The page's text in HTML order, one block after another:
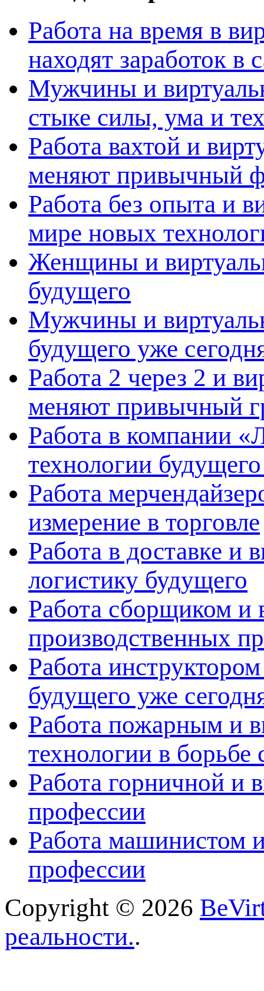
Работа на время в
находят заработок
Мужчины и
стыке силы, ума и
Работа вахтой и
меняют привычный
Работа без опыта и
мире новых
Женщины и
будущего
Мужчины и
будущего уже
Работа 2 через 2 и
меняют привычный
Работа в компании
технологии
Работа
измерение в торговле
Работа в доставке и
логистику будущего
Работа сборщиком и
производственных
Работа
будущего уже
Работа пожарным и
технологии в борьбе
Работа горничной и
профессии
Работа машинистом
профессии
Copyright © 2026
реальности..